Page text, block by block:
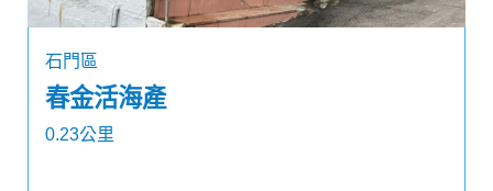
石門區
春金活海產
0.23公里